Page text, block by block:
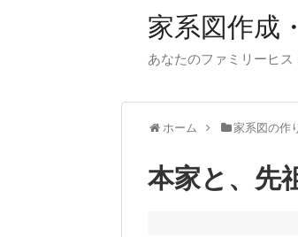
家系図作成
あなたのファミリーヒ
ホーム 家系図の作
本家と、先